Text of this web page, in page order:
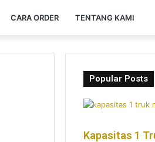
CARA ORDER TENTANG KAMI
Popular Posts
Kapasitas 1